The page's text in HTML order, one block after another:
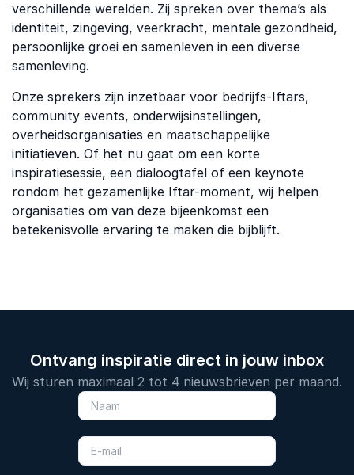
verschillende werelden. Zij spreken over thema’s als
identiteit, zingeving, veerkracht, mentale gezondheid,
persoonlijke groei en samenleven in een diverse
samenleving.
Onze sprekers zijn inzetbaar voor bedrijfs-Iftars,
community events, onderwijsinstellingen,
overheidsorganisaties en maatschappelijke
initiatieven. Of het nu gaat om een korte
inspiratiesessie, een dialoogtafel of een keynote
rondom het gezamenlijke Iftar-moment, wij helpen
organisaties om van deze bijeenkomst een
betekenisvolle ervaring te maken die bijblijft.
Ontvang inspiratie direct in jouw inbox
Wij sturen maximaal 2 tot 4 nieuwsbrieven per maand.